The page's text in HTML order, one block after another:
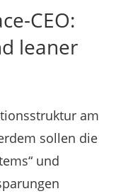
CEO:
leaner
am
sollen die
und